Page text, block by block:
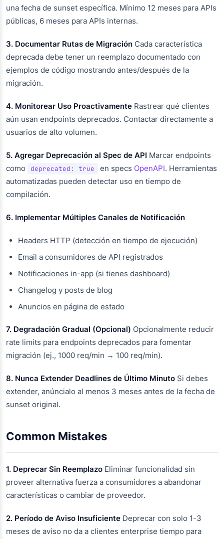
una fecha de sunset específica. Mínimo 12 meses para APIs
públicas, 6 meses para APIs internas.
3. Documentar Rutas de Migración Cada característica
deprecada debe tener un reemplazo documentado con
ejemplos de código mostrando antes/después de la
migración.
4. Monitorear Uso Proactivamente Rastrear qué clientes
aún usan endpoints deprecados. Contactar directamente a
usuarios de alto volumen.
5. Agregar Deprecación al Spec de API Marcar endpoints
como
deprecated: true en specs OpenAPI. Herramientas
automatizadas pueden detectar uso en tiempo de
compilación.
6. Implementar Múltiples Canales de Notificación
Headers HTTP (detección en tiempo de ejecución)
Email a consumidores de API registrados
Notificaciones in-app (si tienes dashboard)
Changelog y posts de blog
Anuncios en página de estado
7. Degradación Gradual (Opcional) Opcionalmente reducir
rate limits para endpoints deprecados para fomentar
migración (ej., 1000 req/min → 100 req/min).
8. Nunca Extender Deadlines de Último Minuto Si debes
extender, anúncialo al menos 3 meses antes de la fecha de
sunset original.
Common Mistakes
1. Deprecar Sin Reemplazo Eliminar funcionalidad sin
proveer alternativa fuerza a consumidores a abandonar
características o cambiar de proveedor.
2. Período de Aviso Insuficiente Deprecar con solo 1-3
meses de aviso no da a clientes enterprise tiempo para